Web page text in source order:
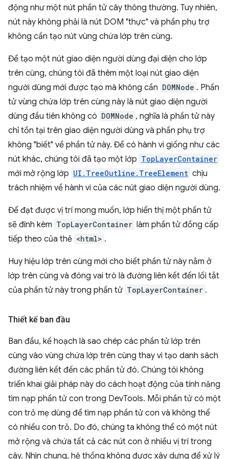
động như một nút phần tử cây thông thường. Tuy nhiên,
nút này không phải là nút DOM "thực" và phần phụ trợ
không cần tạo nút vùng chứa lớp trên cùng.
Để tạo một nút giao diện người dùng đại diện cho lớp
trên cùng, chúng tôi đã thêm một loại nút giao diện
người dùng mới được tạo mà không cần DOMNode . Phần
tử vùng chứa lớp trên cùng này là nút giao diện người
dùng đầu tiên không có DOMNode , nghĩa là phần tử này
chỉ tồn tại trên giao diện người dùng và phần phụ trợ
không "biết" về phần tử này. Để có hành vi giống như các
nút khác, chúng tôi đã tạo một lớp TopLayerContainer
mới mở rộng lớp UI.TreeOutline.TreeElement chịu
trách nhiệm về hành vi của các nút giao diện người dùng.
Để đạt được vị trí mong muốn, lớp hiển thị một phần tử
sẽ đính kèm TopLayerContainer làm phần tử đồng cấp
tiếp theo của thẻ <html> .
Huy hiệu lớp trên cùng mới cho biết phần tử này nằm ở
lớp trên cùng và đóng vai trò là đường liên kết đến lối tắt
của phần tử này trong phần tử TopLayerContainer .
Thiết kế ban đầu
Ban đầu, kế hoạch là sao chép các phần tử lớp trên
cùng vào vùng chứa lớp trên cùng thay vì tạo danh sách
đường liên kết đến các phần tử đó. Chúng tôi không
triển khai giải pháp này do cách hoạt động của tính năng
tìm nạp phần tử con trong DevTools. Mỗi phần tử có một
con trỏ mẹ dùng để tìm nạp phần tử con và không thể
có nhiều con trỏ. Do đó, chúng ta không thể có một nút
mở rộng và chứa tất cả các nút con ở nhiều vị trí trong
cây. Nhìn chung, hệ thống không được xây dựng để xử lý